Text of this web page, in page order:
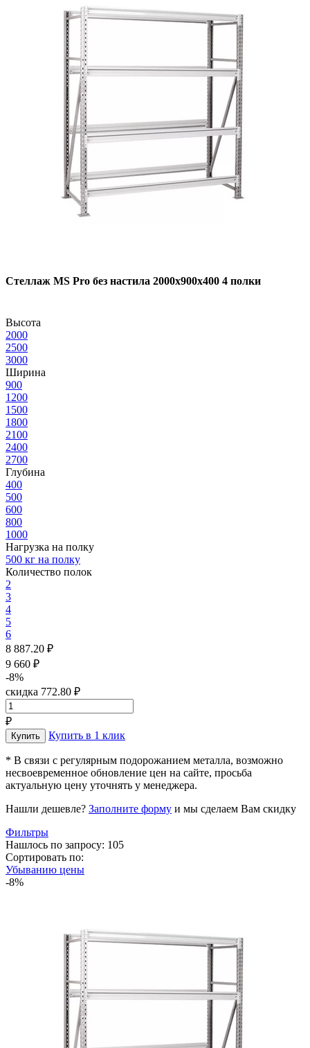
Стеллаж MS Pro без настила 2000х900x400 4 полки
Высота
2000
2500
3000
Ширина
900
1200
1500
1800
2100
2400
2700
Глубина
400
500
600
800
1000
Нагрузка на полку
500 кг на полку
Количество полок
2
3
4
5
6
8 887.20 ₽
9 660 ₽
-8%
скидка 772.80 ₽
₽
Купить в 1 клик
* В связи с регулярным подорожанием металла, возможно
несвоевременное обновление цен на сайте, просьба
актуальную цену уточнять у менеджера.
Нашли дешевле? Заполните форму и мы сделаем Вам скидку
Фильтры
Нашлось по запросу: 105
Сортировать по:
Убыванию цены
-8%